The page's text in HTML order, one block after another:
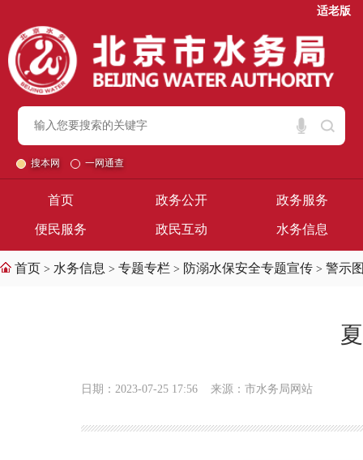
适老版
搜本网 一网通查
首页 政务公开 政务服务
便民服务 政民互动 水务信息
首页 > 水务信息 > 专题专栏 > 防溺水保安全专题宣传 > 警示
日期：2023-07-25 17:56 来源：市水务局网站